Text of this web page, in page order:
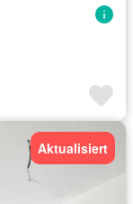
Aktualisiert